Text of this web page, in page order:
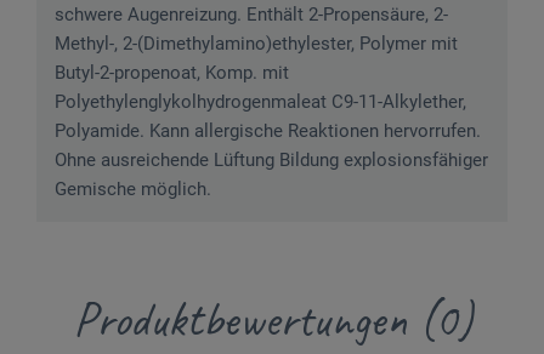
schwere Augenreizung. Enthält 2-Propensäure, 2-
Methyl-, 2-(Dimethylamino)ethylester, Polymer mit
Butyl-2-propenoat, Komp. mit
Polyethylenglykolhydrogenmaleat C9-11-Alkylether,
Polyamide. Kann allergische Reaktionen hervorrufen.
Ohne ausreichende Lüftung Bildung explosionsfähiger
Gemische möglich.
Produktbewertungen (0)